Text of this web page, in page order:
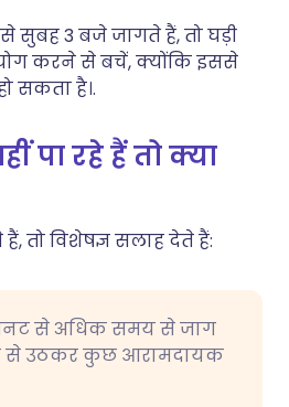
सुबह 3 बजे जागते हैं, तो घड़ी
करने से बचें, क्योंकि इससे
सकता है।.
पा रहे हैं तो क्या
तो विशेषज्ञ सलाह देते हैं:
से अधिक समय से जाग
से उठकर कुछ आरामदायक